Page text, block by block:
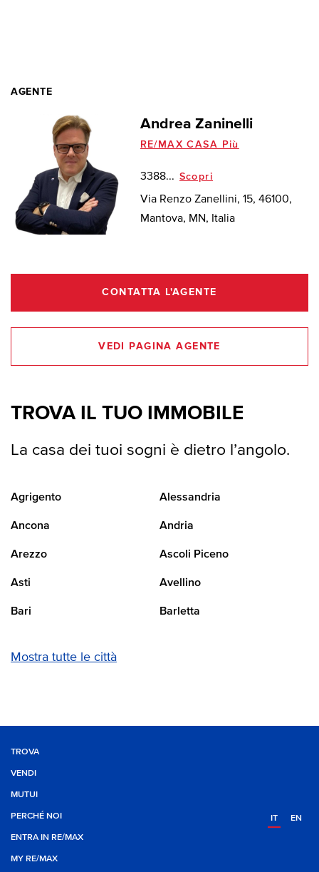
AGENTE
Andrea Zaninelli
RE/MAX CASA Più
3388... Scopri
Via Renzo Zanellini, 15, 46100,
Mantova, MN, Italia
CONTATTA L'AGENTE
VEDI PAGINA AGENTE
TROVA IL TUO IMMOBILE
La casa dei tuoi sogni è dietro l’angolo.
Agrigento Alessandria
Ancona Andria
Arezzo Ascoli Piceno
Asti Avellino
Bari Barletta
Mostra tutte le città
TROVA
VENDI
MUTUI
PERCHÉ NOI
ENTRA IN RE/MAX
MY RE/MAX
IT EN